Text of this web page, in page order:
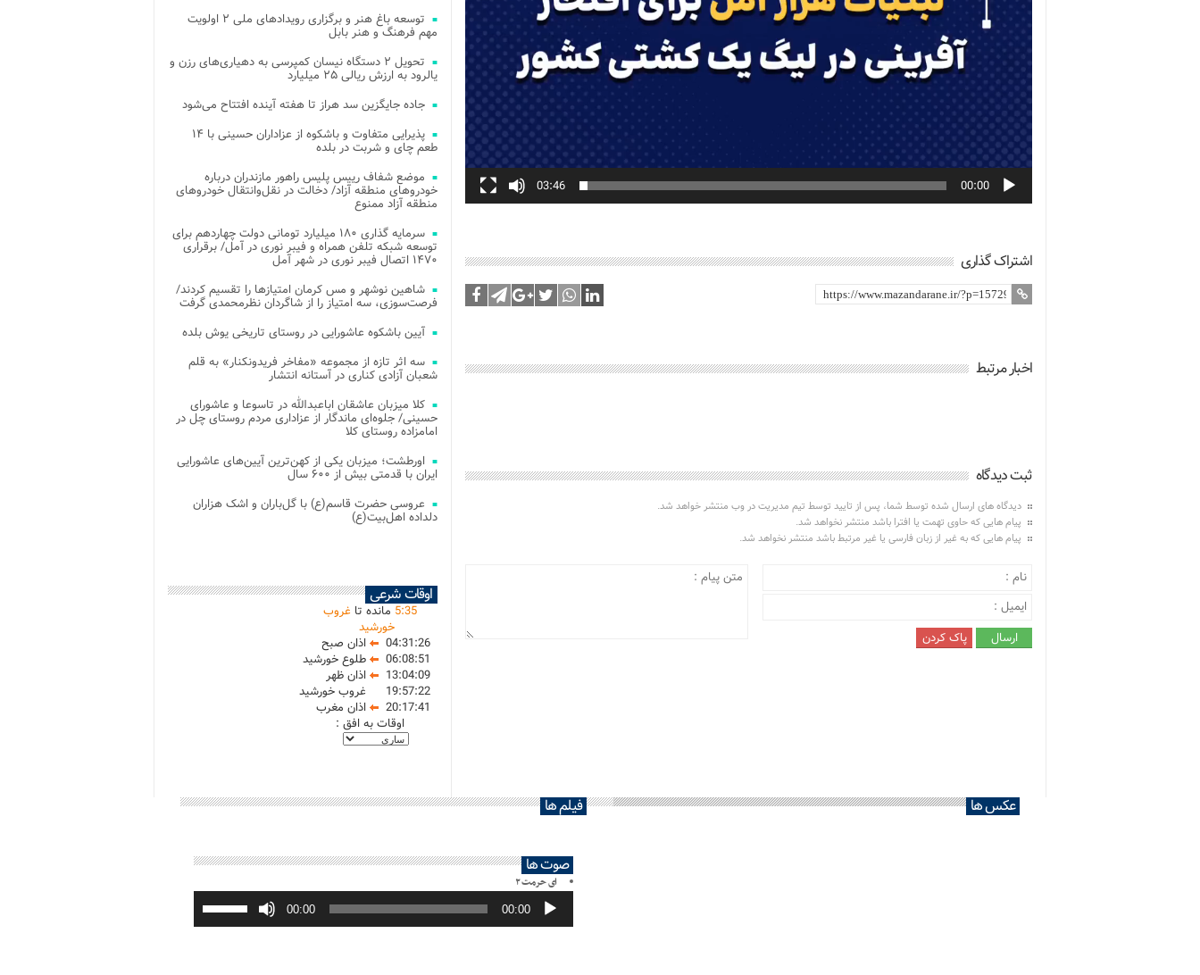
00:00
03:46
اشتراک گذاری
اخبار مرتبط
ثبت دیدگاه
دیدگاه های ارسال شده توسط شما، پس از تایید توسط تیم مدیریت در وب منتشر خواهد شد.
پیام هایی که حاوی تهمت یا افترا باشد منتشر نخواهد شد.
پیام هایی که به غیر از زبان فارسی یا غیر مرتبط باشد منتشر نخواهد شد.
توسعه باغ هنر و برگزاری رویدادهای ملی ۲ اولویت
مهم فرهنگ و هنر بابل
تحویل ۲ دستگاه نیسان کمپرسی به دهیاری‌های رزن و
یالرود به ارزش ریالی ۲۵ میلیارد
جاده جایگزین سد هراز تا هفته آینده افتتاح می‌شود
پذیرایی متفاوت و باشکوه از عزاداران حسینی با ۱۴
طعم چای و شربت در بلده
موضع شفاف رییس پلیس راهور مازندران درباره
خودروهای منطقه آزاد/ دخالت در نقل‌وانتقال خودروهای
منطقه آزاد ممنوع
سرمایه گذاری ۱۸۰ میلیارد تومانی دولت چهاردهم برای
توسعه شبکه تلفن همراه و فیبر نوری در آمل/ برقراری
۱۴۷۰ اتصال فیبر نوری در شهر آمل
شاهین نوشهر و مس کرمان امتیازها را تقسیم کردند/
فرصت‌سوزی، سه امتیاز را از شاگردان نظرمحمدی گرفت
آیین باشکوه عاشورایی در روستای تاریخی یوش بلده
سه اثر تازه از مجموعه «مفاخر فریدونکنار» به قلم
شعبان آزادی کناری در آستانه انتشار
کلا میزبان عاشقان اباعبدالله در تاسوعا و عاشورای
حسینی/ جلوه‌ای ماندگار از عزاداری مردم روستای چل در
امامزاده روستای کلا
اورطشت؛ میزبان یکی از کهن‌ترین آیین‌های عاشورایی
ایران با قدمتی بیش از ۶۰۰ سال
عروسی حضرت قاسم(ع) با گل‌باران و اشک هزاران
دلداده اهل‌بیت(ع)
اوقات شرعی
5:35 مانده تاغروب
خورشید
04:31:26
اذان صبح
06:08:51
طلوع خورشید
13:04:09
اذان ظهر
19:57:22
غروب خورشید
20:17:41
اذان مغرب
اوقات به افق :
عکس ها فیلم ها
صوت ها
ای حرمت ۲
پخش‌کننده
صوت 00:00
00:00
برای
افزایش
یا
صدا